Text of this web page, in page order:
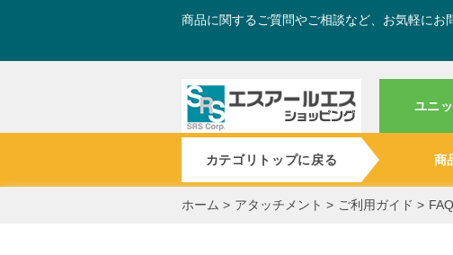
商品に関するご質問やご相談など、お気軽にお
ユニ
カテゴリトップに戻る 商
ホーム > アタッチメント > ご利用ガイド > FAQ